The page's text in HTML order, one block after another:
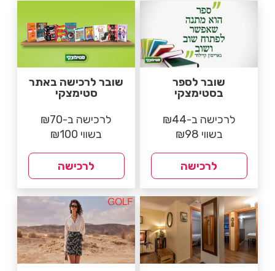
שובר לספר
בסטימצקי
לרכישה ב-₪44
בשווי ₪98
לרכישה
שובר לרכישה באתר
סטימצקי
לרכישה ב-₪70
בשווי ₪100
לרכישה